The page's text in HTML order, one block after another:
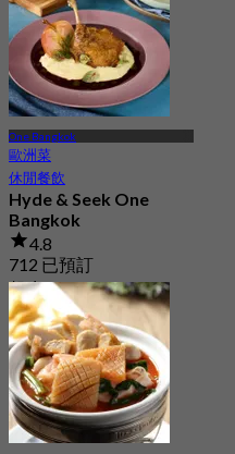
起฿ 800
One Bangkok
歐洲菜
休閒餐飲
Hyde & Seek One
Bangkok
4.8
712 已預訂
起฿ 697.5